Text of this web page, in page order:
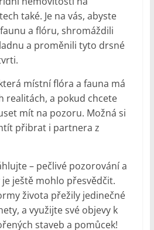
také. Je na vás, abyste
a flóru, shromáždili
a proměnili tyto drsné
místní flóra a fauna má
realitách, a pokud chcete
mít na pozoru. Možná si
přibrat i partnera z
– pečlivé pozorování a
ještě mohlo přesvědčit.
života přežily jedinečné
a využijte své objevy k
staveb a pomůcek!